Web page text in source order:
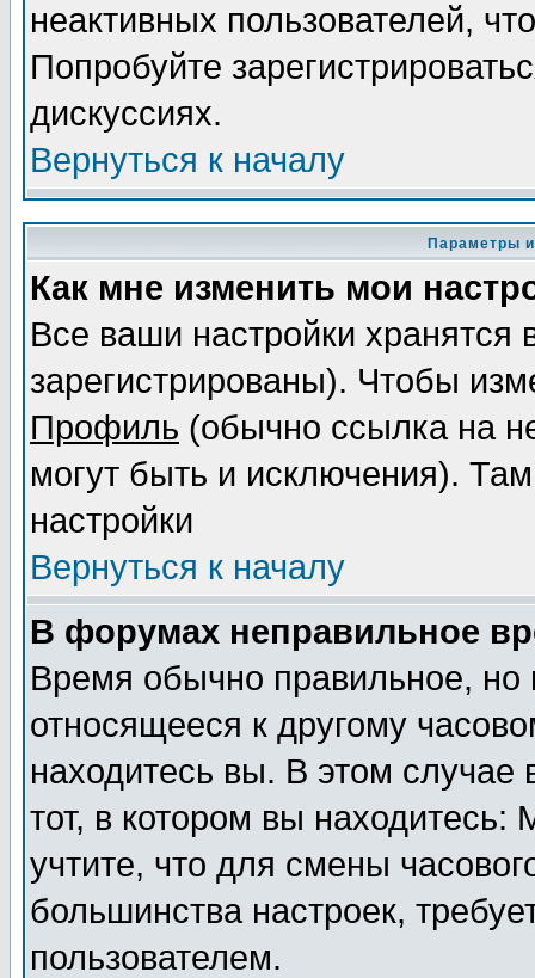
неактивных пользователей,
Попробуйте
дискуссиях.
Вернуться к началу
Параметры
Как мне изменить мои
Все ваши настройки
зарегистрированы). Чтобы
Профиль (обычно ссылка на
могут быть и исключения).
настройки
Вернуться к началу
В форумах неправильное
Время обычно правильное,
относящееся к другому
находитесь вы. В этом
тот, в котором вы
учтите, что для смены
большинства настроек,
пользователем.